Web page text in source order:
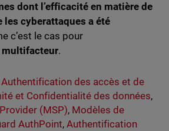
dont l’efficacité en matière de
cyberattaques a été
c’est le cas pour
multifacteur.
Authentification des accès et de
et Confidentialité des données,
(MSP), Modèles de
AuthPoint,Authentification